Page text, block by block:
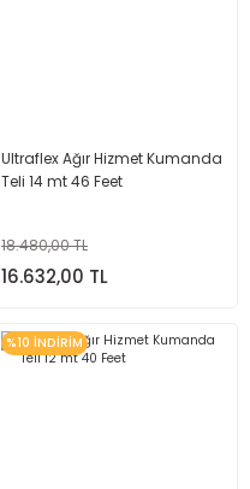
Ultraflex Ağır Hizmet Kumanda
Teli 14 mt 46 Feet
18.480,00 TL
16.632,00 TL
%10 İNDİRİM